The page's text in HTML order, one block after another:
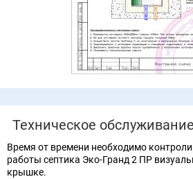
Техническое
Время от времени необходимо
работы септика Эко-Гранд 2 ПР
крышке.